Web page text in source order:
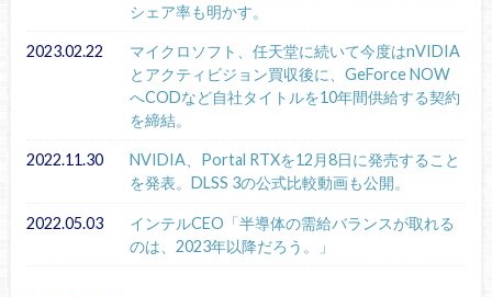
シェア率も明かす。
2023.02.22
マイクロソフト、任天堂に続いて今度はnVIDIA
とアクティビジョン買収後に、GeForce NOW
へCODなど自社タイトルを10年間供給する契約
を締結。
2022.11.30
NVIDIA、Portal RTXを12月8日に発売すること
を発表。DLSS 3の公式比較動画も公開。
2022.05.03
インテルCEO「半導体の需給バランスが取れる
のは、2023年以降だろう。」